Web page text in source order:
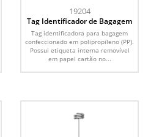
19204
Tag Identificador de Bagagem
Tag identificadora para bagagem
confeccionado em polipropileno (PP).
Possui etiqueta interna removível
em papel cartão no...